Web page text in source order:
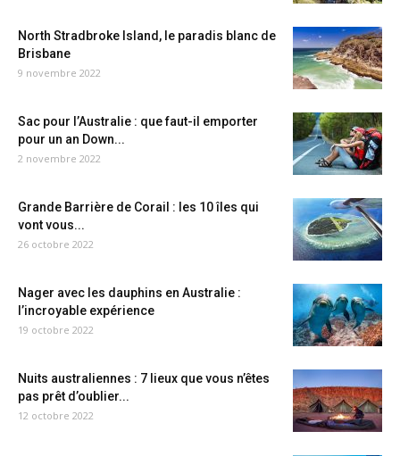
North Stradbroke Island, le paradis blanc de
Brisbane
9 novembre 2022
Sac pour l’Australie : que faut-il emporter
pour un an Down...
2 novembre 2022
Grande Barrière de Corail : les 10 îles qui
vont vous...
26 octobre 2022
Nager avec les dauphins en Australie :
l’incroyable expérience
19 octobre 2022
Nuits australiennes : 7 lieux que vous n’êtes
pas prêt d’oublier...
12 octobre 2022